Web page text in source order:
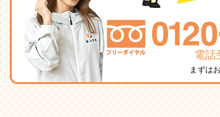
電話
まずは